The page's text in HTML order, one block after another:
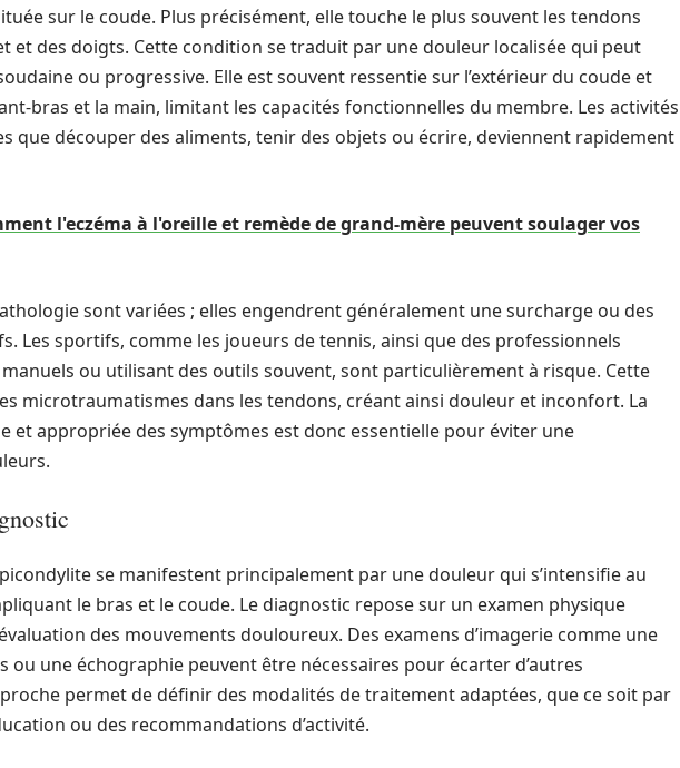
sur le coude. Plus précisément, elle touche le plus souvent les tendons
et des doigts. Cette condition se traduit par une douleur localisée qui peut
ou progressive. Elle est souvent ressentie sur l’extérieur du coude et
bras et la main, limitant les capacités fonctionnelles du membre. Les activités
que découper des aliments, tenir des objets ou écrire, deviennent rapidement
l'eczéma à l'oreille et remède de grand-mère peuvent soulager vos
sont variées ; elles engendrent généralement une surcharge ou des
Les sportifs, comme les joueurs de tennis, ainsi que des professionnels
ou utilisant des outils souvent, sont particulièrement à risque. Cette
microtraumatismes dans les tendons, créant ainsi douleur et inconfort. La
et appropriée des symptômes est donc essentielle pour éviter une
se manifestent principalement par une douleur qui s’intensifie au
le bras et le coude. Le diagnostic repose sur un examen physique
des mouvements douloureux. Des examens d’imagerie comme une
ou une échographie peuvent être nécessaires pour écarter d’autres
permet de définir des modalités de traitement adaptées, que ce soit par
ou des recommandations d’activité.